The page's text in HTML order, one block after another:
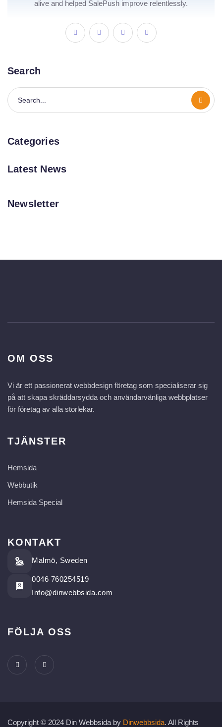
alive and helped SalePush improve relentlessly.
Search
Categories
Latest News
Newsletter
OM OSS
Vi är ett passionerat webbdesign företag som specialiserar sig
på att skapa skräddarsydda och användarvänliga webbplatser
för företag av alla storlekar.
TJÄNSTER
Hemsida
Webbutik
Hemsida Special
KONTAKT
Malmö, Sweden
0046 760254519
Info@dinwebbsida.com
FÖLJA OSS
Copyright © 2024 Din Webbsida by Dinwebbsida. All Rights